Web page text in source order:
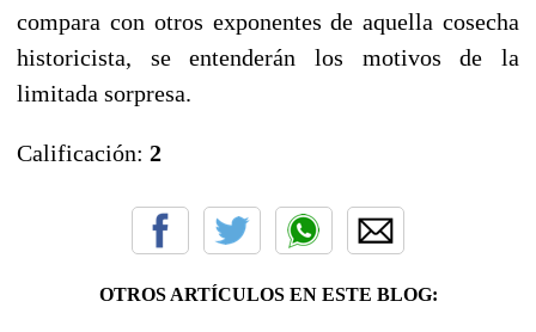
compara con otros exponentes de aquella cosecha
historicista, se entenderán los motivos de la
limitada sorpresa.
Calificación: 2
OTROS ARTÍCULOS EN ESTE BLOG: